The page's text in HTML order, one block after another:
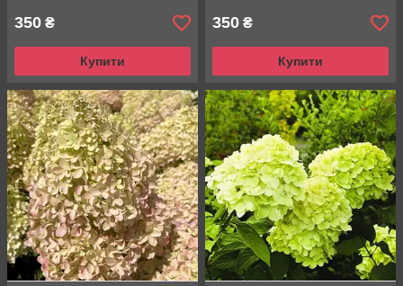
350 ₴
Купити
350 ₴
Купити